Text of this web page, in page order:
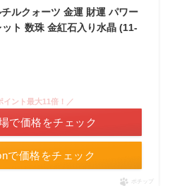
ルクォーツ 金運 財運 パワー
ト 数珠 金紅石入り水晶 (11-
で価格をチェック
イント最大11倍！／
で価格をチェック
ポチップ